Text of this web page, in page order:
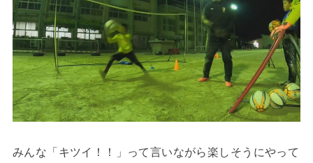
みんな「キツイ！！」って言いながら楽しそうにやって